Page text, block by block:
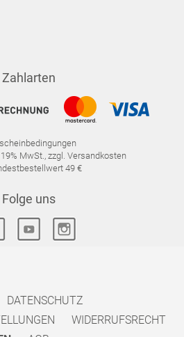
Zahlarten
MwSt., zzgl. Versandkosten
49 €
Folge uns
DATENSCHUTZ
WIDERRUFSRECHT